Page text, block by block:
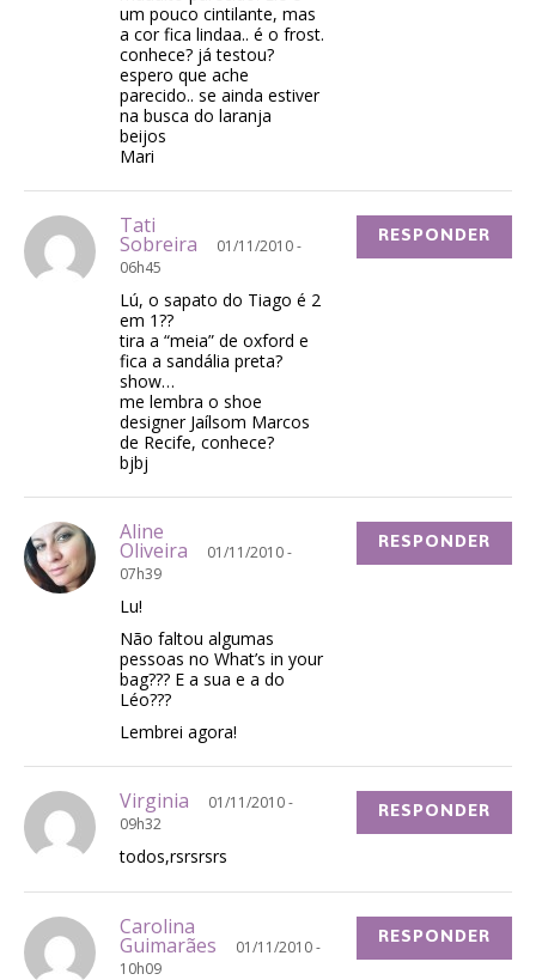
um pouco cintilante, mas
a cor fica lindaa.. é o frost.
conhece? já testou?
espero que ache
parecido.. se ainda estiver
na busca do laranja
beijos
Mari
Tati
Sobreira
01/11/2010 -
06h45
Lú, o sapato do Tiago é 2
em 1??
tira a “meia” de oxford e
fica a sandália preta?
show…
me lembra o shoe
designer Jaílsom Marcos
de Recife, conhece?
bjbj
RESPONDER
Aline
Oliveira
01/11/2010 -
07h39
Lu!
Não faltou algumas
pessoas no What’s in your
bag??? E a sua e a do
Léo???
Lembrei agora!
RESPONDER
Virginia
01/11/2010 -
09h32
todos,rsrsrsrs
RESPONDER
Carolina
Guimarães
01/11/2010 -
10h09
RESPONDER